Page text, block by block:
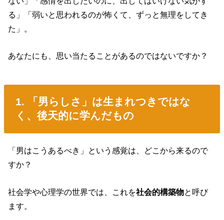
る」「弱いと思われるのが怖くて、ずっと無理をしてき
た」。
あなたにも、思い当たることがあるのではないですか？
1. 「男らしさ」は生まれつきではな
く、後天的に学んだもの
「男はこうあるべき」という感覚は、どこから来るので
すか？
社会学や心理学の世界では、これを社会的構築物と呼び
ます。